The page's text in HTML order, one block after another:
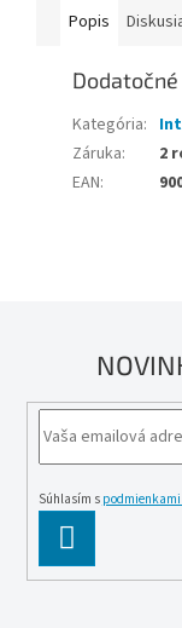
Popis
Kategória:
Záruka:
2
EAN:
Súhlasím s podmienkami
SE